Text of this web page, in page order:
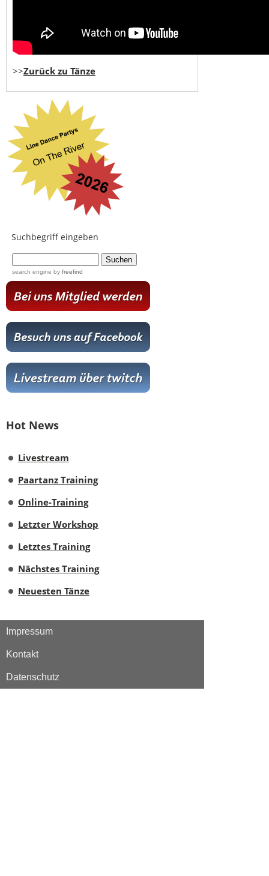
>>Zurück zu Tänze
Suchbegriff eingeben
search engine by freefind
Hot News
Livestream
Paartanz Training
Online-Training
Letzter Workshop
Letztes Training
Nächstes Training
Neuesten Tänze
Impressum
Kontakt
Datenschutz